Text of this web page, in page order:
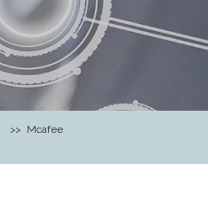
Mcafee